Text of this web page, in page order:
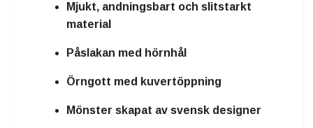
Mjukt, andningsbart och slitstarkt
material
Påslakan med hörnhål
Örngott med kuvertöppning
Mönster skapat av svensk designer